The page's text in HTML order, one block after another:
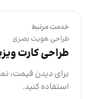
خدمت مرتبط
طراحی هویت بصری
طراحی کارت
برای دیدن قیمت،
استفاده کنید.